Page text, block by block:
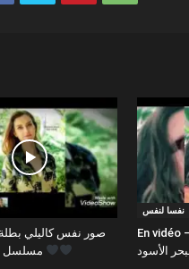
نفسا لنفس
الأسود